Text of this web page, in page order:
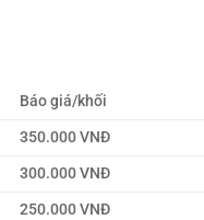
Báo giá/khối
350.000 VNĐ
300.000 VNĐ
250.000 VNĐ